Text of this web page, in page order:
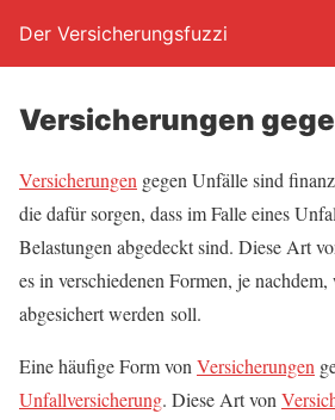
Der Versicherungsfuzzi
Ver­si­che­run­gen
Ver­si­che­run­gen gegen Unfäl­le sind
die dafür sor­gen, dass im Fal­le eines
Belas­tun­gen abge­deckt sind. Die­se Art
es in ver­schie­de­nen For­men, je
abge­si­chert wer­den soll.
Eine häu­fi­ge Form von Ver­si­che­run­gen
Unfall­ver­si­che­rung. Die­se Art von